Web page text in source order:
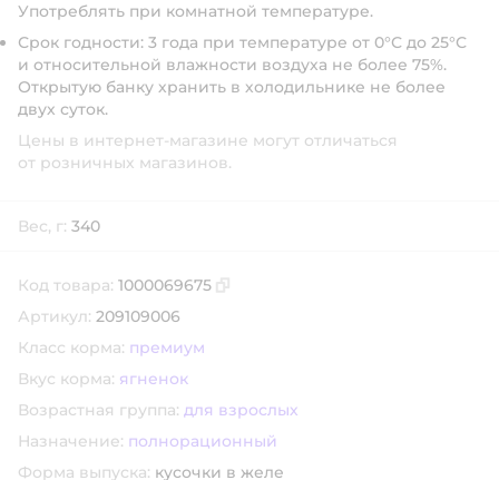
Употреблять при комнатной температуре.
Срок годности: 3 года при температуре от 0°С до 25°С
и относительной влажности воздуха не более 75%.
Открытую банку хранить в холодильнике не более
двух суток.
Цены в интернет-магазине могут отличаться
от розничных магазинов.
Вес, г: 340
Код товара: 1000069675
Артикул: 209109006
Класс корма: премиум
Вкус корма: ягненок
Возрастная группа: для взрослых
Назначение: полнорационный
Форма выпуска: кусочки в желе